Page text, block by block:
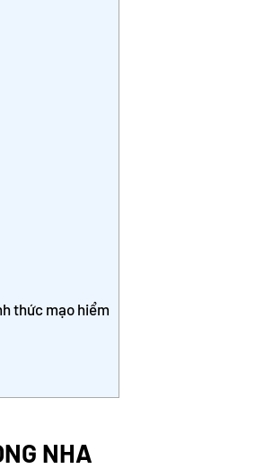
thức mạo hiểm
NHA